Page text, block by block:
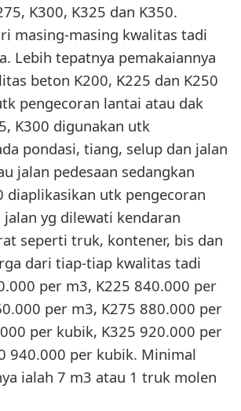
K300, K325 dan K350.
masing-masing kwalitas tadi
Lebih tepatnya pemakaiannya
beton K200, K225 dan K250
pengecoran lantai atau dak
K300 digunakan utk
pondasi, tiang, selup dan jalan
jalan pedesaan sedangkan
diaplikasikan utk pengecoran
jalan yg dilewati kendaran
seperti truk, kontener, bis dan
dari tiap-tiap kwalitas tadi
per m3, K225 840.000 per
per m3, K275 880.000 per
per kubik, K325 920.000 per
940.000 per kubik. Minimal
ialah 7 m3 atau 1 truk molen